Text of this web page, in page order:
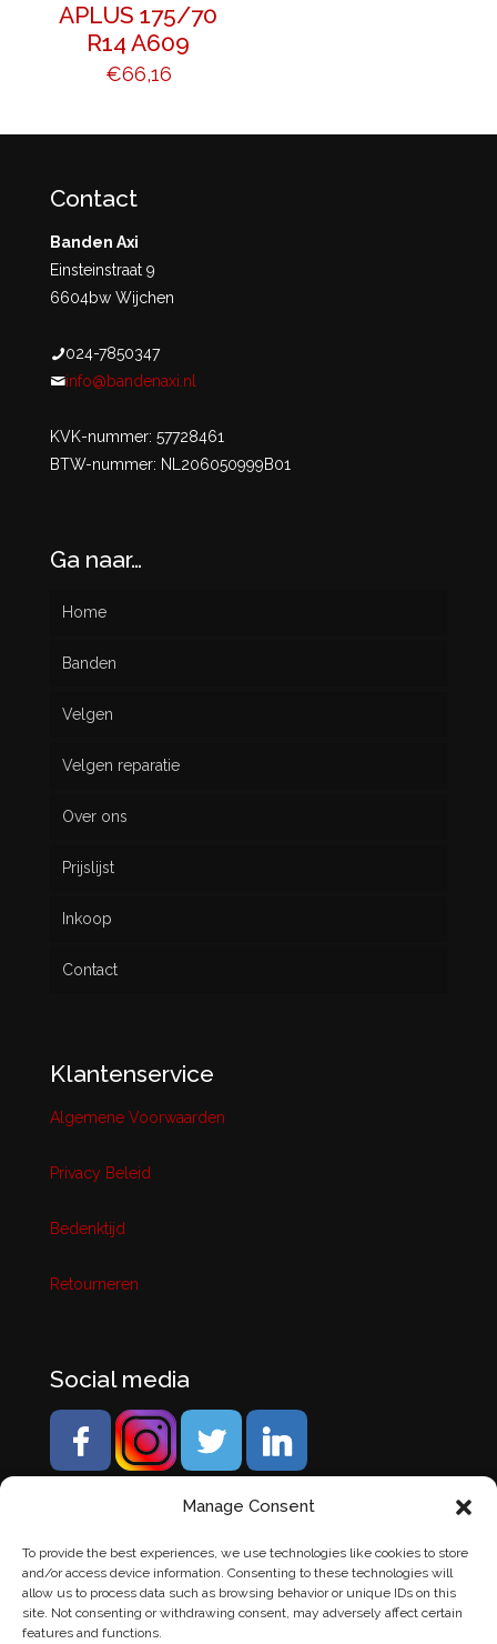
Manage Consent
To provide the best experiences, we use technologies like cookies to store
and/or access device information. Consenting to these technologies will
allow us to process data such as browsing behavior or unique IDs on this
site. Not consenting or withdrawing consent, may adversely affect certain
features and functions.
APLUS 175/70
R14 A609
€66,16
Contact
Banden Axi
Einsteinstraat 9
6604bw Wijchen
024-7850347
info@bandenaxi.nl
KVK-nummer: 57728461
BTW-nummer: NL206050999B01
Ga naar…
Home
Banden
Nieuw
Gebruikt
Velgen
Velgen reparatie
Over ons
Prijslijst
Inkoop
Contact
Klantenservice
Algemene Voorwaarden
Privacy Beleid
Bedenktijd
Retourneren
Social media